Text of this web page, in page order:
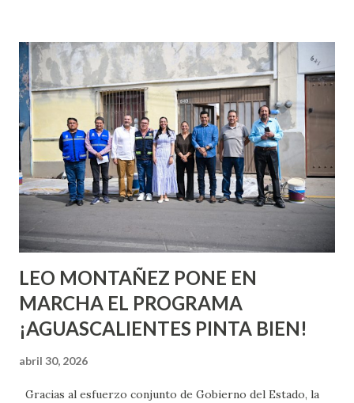
conoces ni la mitad de lo que deberías saber. Pero incluso
quienes ya han tenido relaciones sexuales no son expertos
o expertas en el tema. Siempre hay algo nuevo que
aprender y nuevas experiencias que conocer. Si eres una
chica y aún no has tenido relaciones sexuales, tal vez
pienses que el sexo será increíble y no puedas esperar para
experimentarlo, pero como cualquier persona con
experiencia te dirá, siempre es mejor cuando ambas partes
son suficientemen...
LEO MONTAÑEZ PONE EN
MARCHA EL PROGRAMA
¡AGUASCALIENTES PINTA BIEN!
abril 30, 2026
Gracias al esfuerzo conjunto de Gobierno del Estado, la